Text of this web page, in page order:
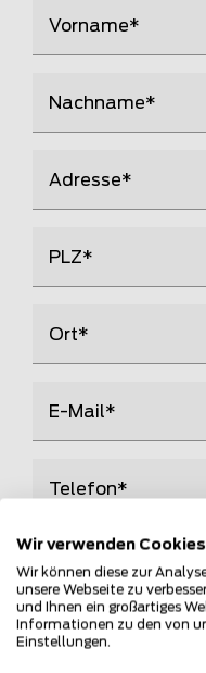
Vorname
Nachname
Adresse
PLZ
Ort
E-Mail
Telefon
Bitte wählen
Wie sind Sie auf
Lebenslauf
Wir verwenden Cookies
Wir können diese zur
unsere Webseite zu
und Ihnen ein großartiges
Informationen zu den von
Einstellungen.